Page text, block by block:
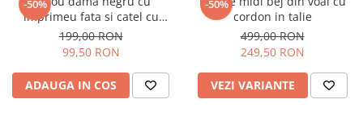
-50%
imprimeu fata si catel cu
ochelari
199,00 RON
99,50 RON
ADAUGA IN COS
-50%
cordon in talie
499,00 RON
249,50 RON
VEZI VARIANTE